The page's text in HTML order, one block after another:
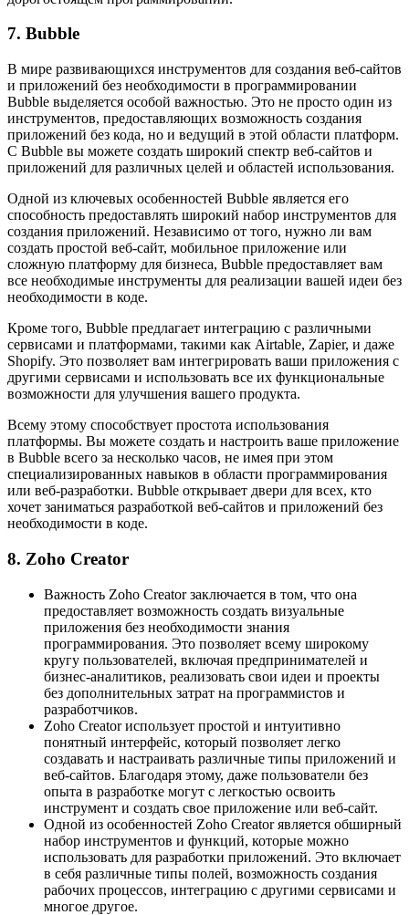
7. Bubble
В мире развивающихся инструментов для создания веб-сайтов
и приложений без необходимости в программировании
Bubble выделяется особой важностью. Это не просто один из
инструментов, предоставляющих возможность создания
приложений без кода, но и ведущий в этой области платформ.
С Bubble вы можете создать широкий спектр веб-сайтов и
приложений для различных целей и областей использования.
Одной из ключевых особенностей Bubble является его
способность предоставлять широкий набор инструментов для
создания приложений. Независимо от того, нужно ли вам
создать простой веб-сайт, мобильное приложение или
сложную платформу для бизнеса, Bubble предоставляет вам
все необходимые инструменты для реализации вашей идеи без
необходимости в коде.
Кроме того, Bubble предлагает интеграцию с различными
сервисами и платформами, такими как Airtable, Zapier, и даже
Shopify. Это позволяет вам интегрировать ваши приложения с
другими сервисами и использовать все их функциональные
возможности для улучшения вашего продукта.
Всему этому способствует простота использования
платформы. Вы можете создать и настроить ваше приложение
в Bubble всего за несколько часов, не имея при этом
специализированных навыков в области программирования
или веб-разработки. Bubble открывает двери для всех, кто
хочет заниматься разработкой веб-сайтов и приложений без
необходимости в коде.
8. Zoho Creator
Важность Zoho Creator заключается в том, что она
предоставляет возможность создать визуальные
приложения без необходимости знания
программирования. Это позволяет всему широкому
кругу пользователей, включая предпринимателей и
бизнес-аналитиков, реализовать свои идеи и проекты
без дополнительных затрат на программистов и
разработчиков.
Zoho Creator использует простой и интуитивно
понятный интерфейс, который позволяет легко
создавать и настраивать различные типы приложений и
веб-сайтов. Благодаря этому, даже пользователи без
опыта в разработке могут с легкостью освоить
инструмент и создать свое приложение или веб-сайт.
Одной из особенностей Zoho Creator является обширный
набор инструментов и функций, которые можно
использовать для разработки приложений. Это включает
в себя различные типы полей, возможность создания
рабочих процессов, интеграцию с другими сервисами и
многое другое.